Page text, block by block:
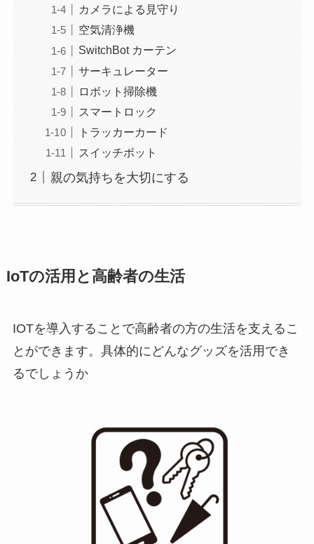
カメラによる見守り
空気清浄機
SwitchBot カーテン
サーキュレーター
ロボット掃除機
スマートロック
トラッカーカード
スイッチボット
親の気持ちを大切にする
IoTの活用と高齢者の生活
IOTを導入することで高齢者の方の生活を支えるこ
とができます。具体的にどんなグッズを活用でき
るでしょうか